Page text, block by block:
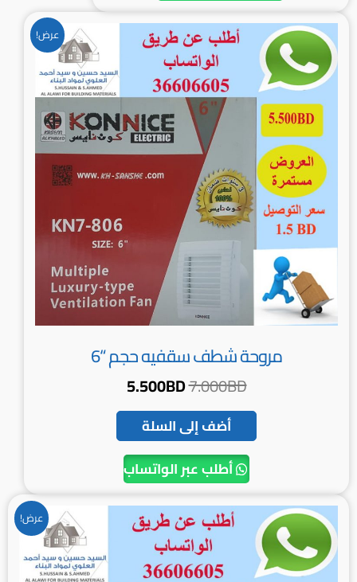
عرض!
مروحة شطف سقفيه حجم “6
7.000BD
السعر
الأصلي
هو:
7.000BD.
5.500BD
السعر
الحالي
هو:
5.500BD.
أضف إلى السلة
أطلب عبر الواتساب
عرض! السعر
الأصلي
هو:
5.000BD.
السعر
الحالي
3.500BD.